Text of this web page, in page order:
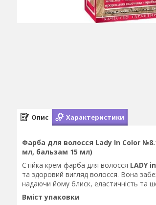
Опис Характеристики
Фарба для волосся Lady Іn Сolor
мл, бальзам 15 мл)
Стійка крем-фарба для волосся LADY
та здоровий вигляд волосся. Вона
надаючи йому блиск, еластичність та
Вміст упаковки